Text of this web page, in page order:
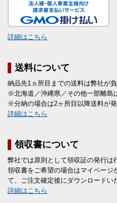
詳細はこちら
送料について
納品先1ヵ所目までの送料は弊社が
※北海道／沖縄県／その他一部離島
※分納の場合は2ヶ所目以降送料が発
詳細はこちら
領収書について
弊社では原則として領収証の発行は
領収書をご希望の場合はマイページ
て、ご注文確定後にダウンロードい
詳細はこちら